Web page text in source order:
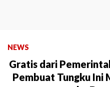
NEWS
Gratis dari
Pembuat Tungku Ini